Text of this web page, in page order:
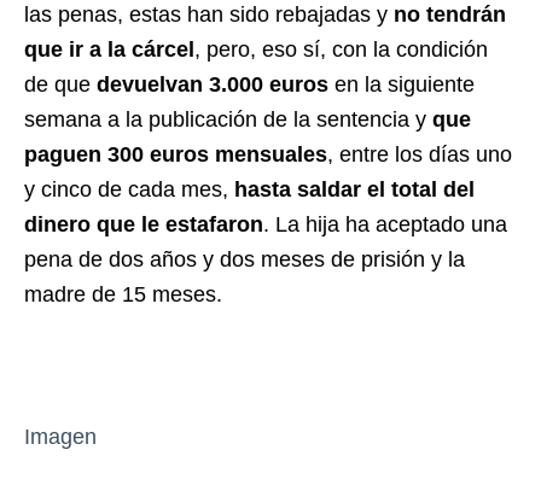
las penas, estas han sido rebajadas y no tendrán
que ir a la cárcel, pero, eso sí, con la condición
de que devuelvan 3.000 euros en la siguiente
semana a la publicación de la sentencia y que
paguen 300 euros mensuales, entre los días uno
y cinco de cada mes, hasta saldar el total del
dinero que le estafaron. La hija ha aceptado una
pena de dos años y dos meses de prisión y la
madre de 15 meses.
Imagen